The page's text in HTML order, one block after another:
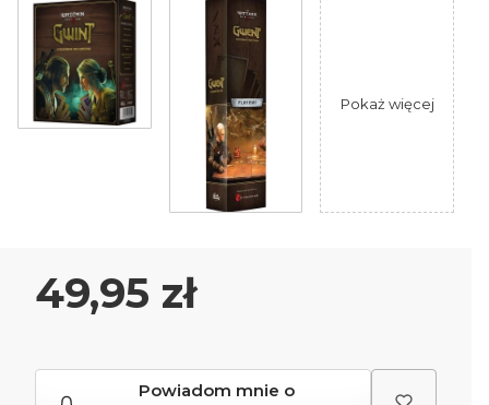
Pokaż więcej
Cena
49,95 zł
Powiadom mnie o